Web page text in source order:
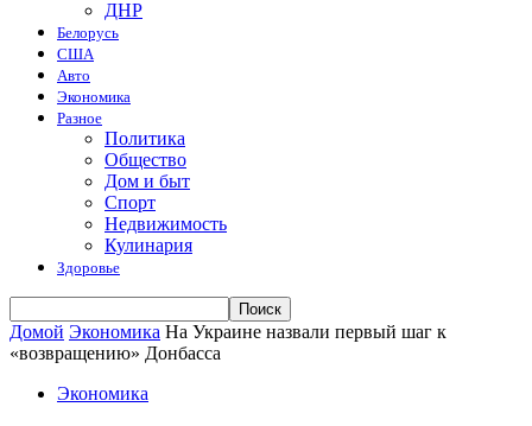
ДНР
Белорусь
США
Авто
Экономика
Разное
Политика
Общество
Дом и быт
Спорт
Недвижимость
Кулинария
Здоровье
Домой Экономика На Украине назвали первый шаг к
«возвращению» Донбасса
Экономика